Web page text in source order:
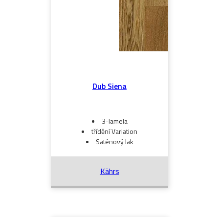
Dub Siena
3-lamela
třídění Variation
Saténový lak
Kährs